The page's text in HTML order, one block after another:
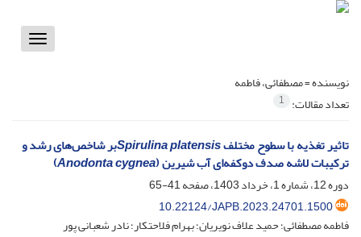
Toggle
نویسنده =مصطفائی، فاطمه
تعداد مقالات: 1
تاثیر تغذیه با سطوح مختلفSpirulina platensis‌بر شاخص‌های رشد و
ترکیبات لاشه صدف دوکفه‌ای آب شیرین (Anodonta cygnea
)
دوره 12، شماره 1، خرداد 1403، صفحه
41-65
10.22124/JAPB.2023.24701.1500
فاطمه مصطفائی؛ حمید علاف نویریان؛ بهرام فلاحتکار؛ نادر شعبانی پور